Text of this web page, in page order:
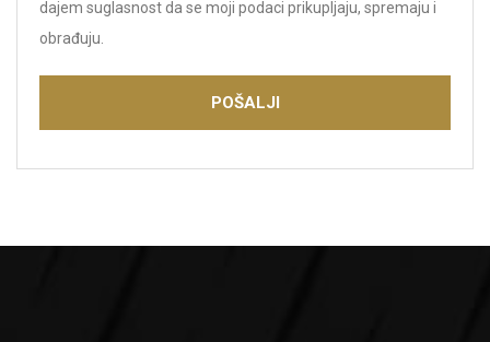
dajem suglasnost da se moji podaci prikupljaju, spremaju i
obrađuju.
POŠALJI